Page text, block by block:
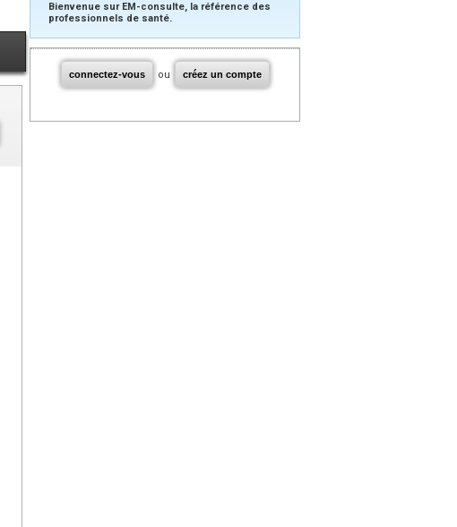
Bienvenue sur EM-consulte, la référence des
professionnels de santé.
connectez-vous ou créez un compte